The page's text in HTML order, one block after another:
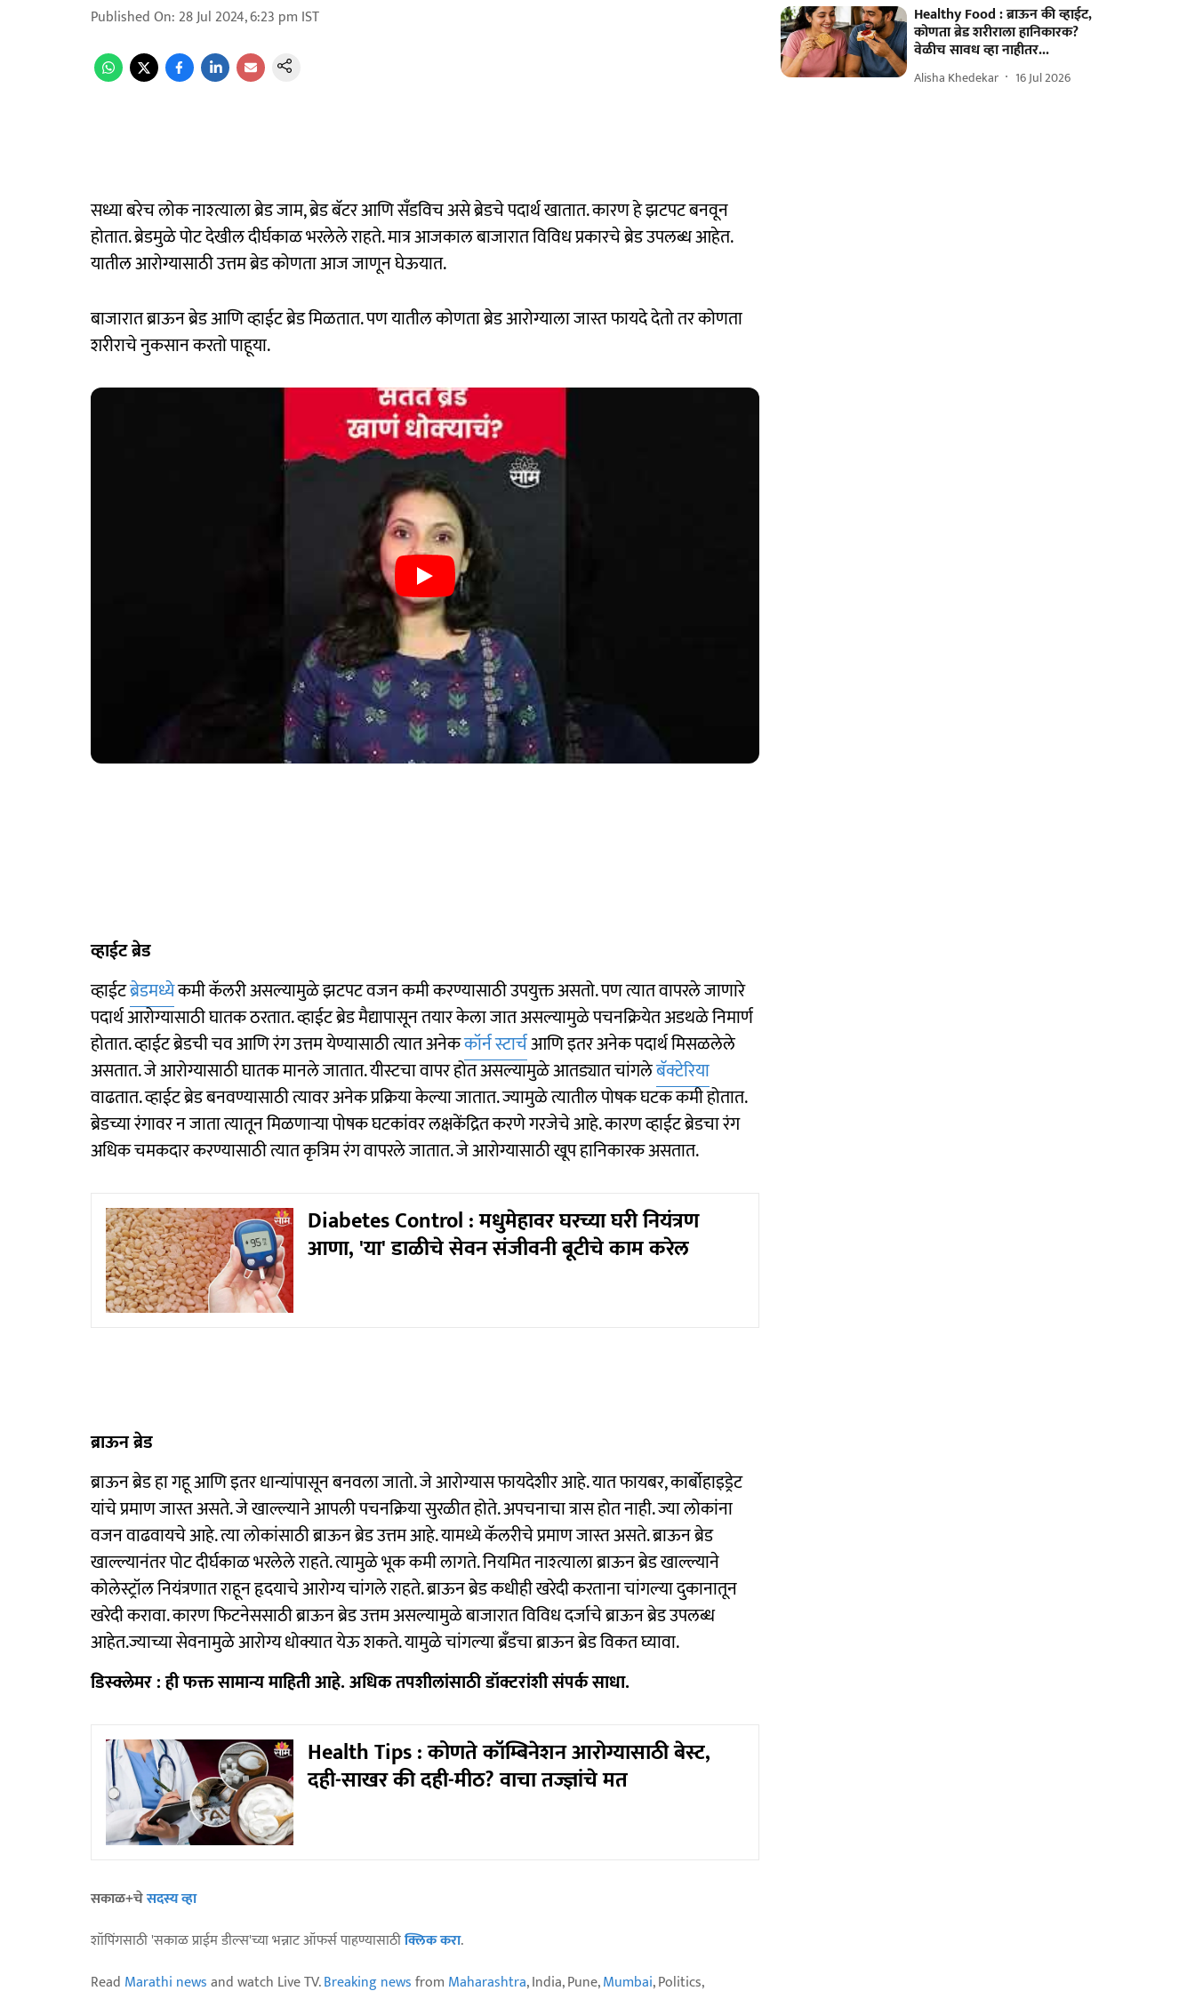
Published On: 28 Jul 2024, 6:23 pm IST
सध्या बरेच लोक नाश्त्याला ब्रेड जाम, ब्रेड बॅटर आणि सँडविच असे ब्रेडचे पदार्थ खातात. कारण हे झटपट बनवून
होतात. ब्रेडमुळे पोट देखील दीर्घकाळ भरलेले राहते. मात्र आजकाल बाजारात विविध प्रकारचे ब्रेड उपलब्ध आहेत.
यातील आरोग्यासाठी उत्तम ब्रेड कोणता आज जाणून घेऊयात.
बाजारात ब्राऊन ब्रेड आणि व्हाईट ब्रेड मिळतात. पण यातील कोणता ब्रेड आरोग्याला जास्त फायदे देतो तर कोणता
शरीराचे नुकसान करतो पाहूया.
व्हाईट ब्रेड
व्हाईटब्रेडमध्येकमी कॅलरी असल्यामुळे झटपट वजन कमी करण्यासाठी उपयुक्त असतो. पण त्यात वापरले जाणारे
पदार्थ आरोग्यासाठी घातक ठरतात. व्हाईट ब्रेड मैद्यापासून तयार केला जात असल्यामुळे पचनक्रियेत अडथळे निमार्ण
होतात. व्हाईट ब्रेडची चव आणि रंग उत्तम येण्यासाठी त्यात अनेककॉर्न स्टार्चआणि इतर अनेक पदार्थ मिसळलेले
असतात. जे आरोग्यासाठी घातक मानले जातात. यीस्टचा वापर होत असल्यामुळे आतड्यात चांगलेबॅक्टेरिया
वाढतात. व्हाईट ब्रेड बनवण्यासाठी त्यावर अनेक प्रक्रिया केल्या जातात. ज्यामुळे त्यातील पोषक घटक कमी होतात.
ब्रेडच्या रंगावर न जाता त्यातून मिळणाऱ्या पोषक घटकांवर लक्षकेंद्रित करणे गरजेचे आहे. कारण व्हाईट ब्रेडचा रंग
अधिक चमकदार करण्यासाठी त्यात कृत्रिम रंग वापरले जातात. जे आरोग्यासाठी खूप हानिकारक असतात.
Diabetes Control : मधुमेहावर घरच्या घरी नियंत्रण
आणा, 'या' डाळीचे सेवन संजीवनी बूटीचे काम करेल
ब्राऊन ब्रेड
ब्राऊन ब्रेड हा गहू आणि इतर धान्यांपासून बनवला जातो. जे आरोग्यास फायदेशीर आहे. यात फायबर, कार्बोहाइड्रेट
यांचे प्रमाण जास्त असते. जे खाल्ल्याने आपली पचनक्रिया सुरळीत होते. अपचनाचा त्रास होत नाही. ज्या लोकांना
वजन वाढवायचे आहे. त्या लोकांसाठी ब्राऊन ब्रेड उत्तम आहे. यामध्ये कॅलरीचे प्रमाण जास्त असते. ब्राऊन ब्रेड
खाल्ल्यानंतर पोट दीर्घकाळ भरलेले राहते. त्यामुळे भूक कमी लागते. नियमित नाश्त्याला ब्राऊन ब्रेड खाल्ल्याने
कोलेस्ट्रॉल नियंत्रणात राहून हृदयाचे आरोग्य चांगले राहते. ब्राऊन ब्रेड कधीही खरेदी करताना चांगल्या दुकानातून
खरेदी करावा. कारण फिटनेससाठी ब्राऊन ब्रेड उत्तम असल्यामुळे बाजारात विविध दर्जाचे ब्राऊन ब्रेड उपलब्ध
आहेत.ज्याच्या सेवनामुळे आरोग्य धोक्यात येऊ शकते. यामुळे चांगल्या ब्रँडचा ब्राऊन ब्रेड विकत घ्यावा.
डिस्क्लेमर : ही फक्त सामान्य माहिती आहे. अधिक तपशीलांसाठी डॉक्टरांशी संपर्क साधा.
Health Tips : कोणते कॉम्बिनेशन आरोग्यासाठी बेस्ट,
दही-साखर की दही-मीठ? वाचा तज्ज्ञांचे मत
सकाळ+चेसदस्य व्हा
शॉपिंगसाठी 'सकाळ प्राईम डील्स'च्या भन्नाट ऑफर्स पाहण्यासाठीक्लिक करा.
Read Marathi newsand watch Live TV.Breaking newsfrom Maharashtra, India, Pune,Mumbai, Politics,
Healthy Food : ब्राऊन की व्हाईट,
कोणता ब्रेड शरीराला हानिकारक?
वेळीच सावध व्हा नाहीतर...
Alisha Khedekar 16 Jul 2026